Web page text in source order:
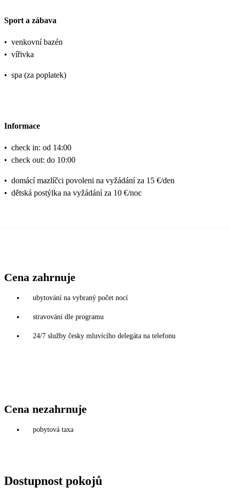
Sport a zábava
• venkovní bazén
• vířivka
• spa (za poplatek)
Informace
• check in: od 14:00
• check out: do 10:00
• domácí mazlíčci povoleni na vyžádání za 15 €/den
• dětská postýlka na vyžádání za 10 €/noc
Cena zahrnuje
ubytování na vybraný počet nocí
stravování dle programu
24/7 služby česky mluvícího delegáta na telefonu
Cena nezahrnuje
pobytová taxa
Dostupnost pokojů